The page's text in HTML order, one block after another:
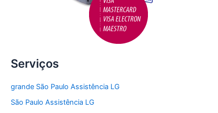
Serviços
grande São Paulo Assistência LG
São Paulo Assistência LG